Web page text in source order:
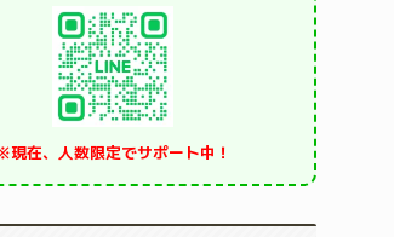
現在、人数限定でサポート中！